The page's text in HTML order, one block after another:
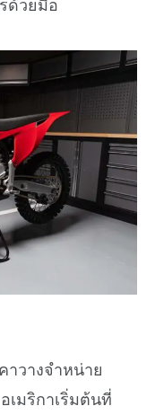
ด้วยมือ
วางจำหน่าย
เมริกาเริ่มต้นที่